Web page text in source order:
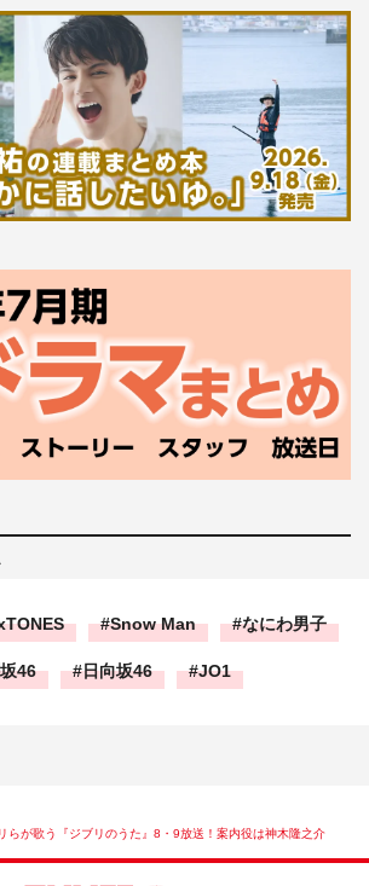
Snow Man なにわ男子
46 日向坂46 JO1
らが歌う『ジブリのうた』8・9放送！案内役は神木隆之介